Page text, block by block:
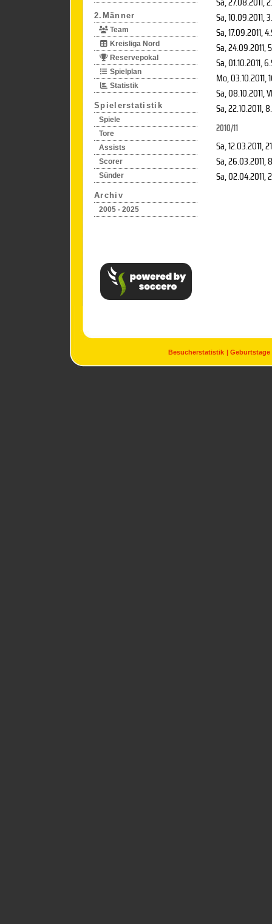
2.Männer
Team
Kreisliga Nord
Reservepokal
Spielplan
Statistik
Spielerstatistik
Spiele
Tore
Assists
Scorer
Sünder
Archiv
2005 - 2025
Sa, 10.09.2011,
Sa, 17.09.2011,
Sa, 24.09.2011,
Sa, 01.10.2011,
Mo, 03.10.2011,
Sa, 08.10.2011,
Sa, 22.10.2011,
2010/11
Sa, 12.03.2011,
Sa, 26.03.2011,
Sa, 02.04.2011,
Besucherstatistik Geburtstage